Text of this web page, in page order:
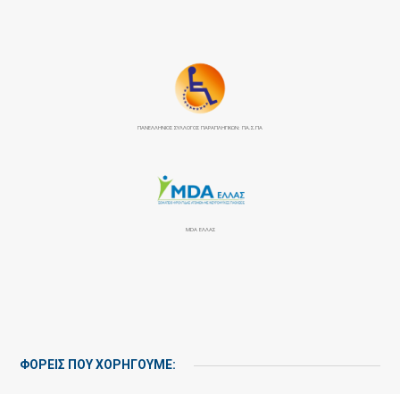
ΠΑΝΕΛΛΉΝΙΟΣ ΣΎΛΛΟΓΟΣ ΠΑΡΑΠΛΗΓΙΚΏΝ: ΠΑ.Σ.ΠΑ
MDA ΕΛΛΑΣ
ΦΟΡΕΙΣ ΠΟΥ ΧΟΡΗΓΟΥΜΕ: